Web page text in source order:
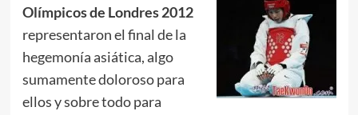
Olímpicos de Londres 2012
representaron el final de la
hegemonía asiática, algo
sumamente doloroso para
ellos y sobre todo para